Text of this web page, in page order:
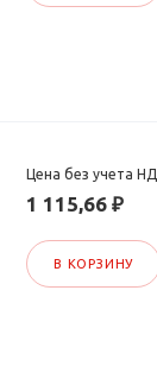
Цена без учета
1 115,66 ₽
В КОРЗИНУ